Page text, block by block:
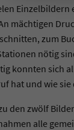
mächtigen
zum
nötig
konnten sich
hat und wie
den zwölf
alle